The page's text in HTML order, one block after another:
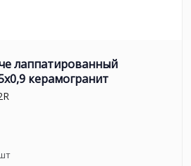
лаппатированный
керамогранит